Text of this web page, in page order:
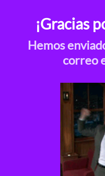
¡Gracias
Hemos
correo